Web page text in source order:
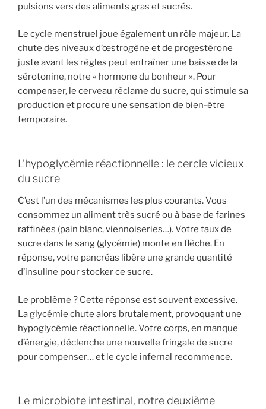
pulsions vers des aliments gras et sucrés.
Le cycle menstruel joue également un rôle majeur. La
chute des niveaux d’œstrogène et de progestérone
juste avant les règles peut entraîner une baisse de la
sérotonine, notre « hormone du bonheur ». Pour
compenser, le cerveau réclame du sucre, qui stimule sa
production et procure une sensation de bien-être
temporaire.
L’hypoglycémie réactionnelle : le cercle vicieux
du sucre
C’est l’un des mécanismes les plus courants. Vous
consommez un aliment très sucré ou à base de farines
raffinées (pain blanc, viennoiseries…). Votre taux de
sucre dans le sang (glycémie) monte en flèche. En
réponse, votre pancréas libère une grande quantité
d’insuline pour stocker ce sucre.
Le problème ? Cette réponse est souvent excessive.
La glycémie chute alors brutalement, provoquant une
hypoglycémie réactionnelle. Votre corps, en manque
d’énergie, déclenche une nouvelle fringale de sucre
pour compenser… et le cycle infernal recommence.
Le microbiote intestinal, notre deuxième